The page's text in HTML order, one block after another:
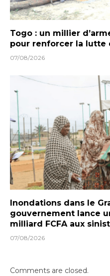
Togo : un millier
pour renforcer la lutte
07/08/2026
Inondations dans le
gouvernement lance
milliard FCFA aux
07/08/2026
Comments are closed.